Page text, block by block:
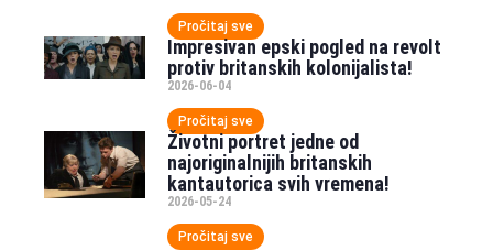
Pročitaj sve
Impresivan epski pogled na revolt
protiv britanskih kolonijalista!
2026-06-04
Pročitaj sve
Životni portret jedne od
najoriginalnijih britanskih
kantautorica svih vremena!
2026-05-24
Pročitaj sve